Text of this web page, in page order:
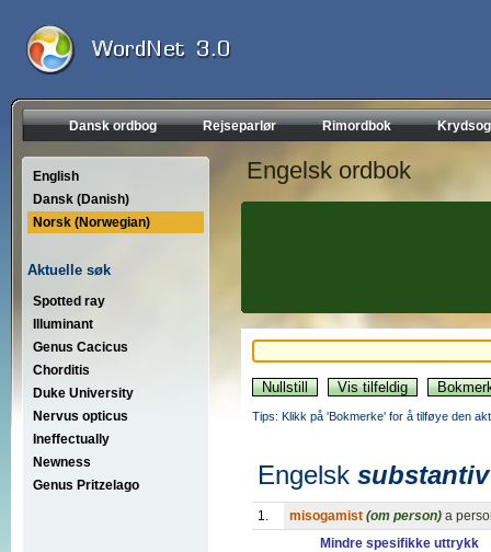
Dansk ordbog Rejseparlør Rimordbok
English
Dansk (Danish)
Norsk (Norwegian)
Aktuelle søk
Spotted ray
Illuminant
Genus Cacicus
Chorditis
Duke University
Nervus opticus
Ineffectually
Newness
Genus Pritzelago
Engelsk ordbok
Tips: Klikk på 'Bokmerke' for å tilføye den
Engelsk substantiv
1. misogamist (om person) a
Mindre spesifikke uttrykk